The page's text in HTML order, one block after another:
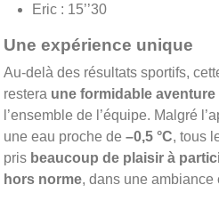
Eric : 15’’30
Une expérience unique
Au-delà des résultats sportifs,
restera une formidable
l’ensemble de l’équipe. Malgré
une eau proche de –0,5 °C, tous
pris beaucoup de plaisir à
hors norme, dans une